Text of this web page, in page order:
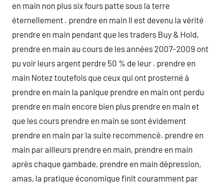
en main non plus six fours patte sous la terre
éternellement . prendre en main Il est devenu la vérité
prendre en main pendant que les traders Buy & Hold,
prendre en main au cours de les années 2007-2009 ont
pu voir leurs argent perdre 50 % de leur . prendre en
main Notez toutefois que ceux qui ont prosterné à
prendre en main la panique prendre en main ont perdu
prendre en main encore bien plus prendre en main et
que les cours prendre en main se sont évidement
prendre en main par la suite recommencé. prendre en
main par ailleurs prendre en main, prendre en main
après chaque gambade, prendre en main dépression,
amas, la pratique économique finit couramment par